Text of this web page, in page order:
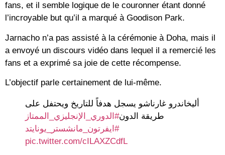
fans, et il semble logique de le couronner étant donné
l’incroyable but qu’il a marqué à Goodison Park.
Jarnacho n’a pas assisté à la cérémonie à Doha, mais il
a envoyé un discours vidéo dans lequel il a remercié les
fans et a exprimé sa joie de cette récompense.
L’objectif parle certainement de lui-même.
أليخاندرو غارناشو يسجل هدفاً للتاريخ ويحتفل على
طريقة الدون#الدوري_الإنجليزي_الممتاز
#ايفرتون_مانشستر_يونايتد
pic.twitter.com/cILAXZCdfL